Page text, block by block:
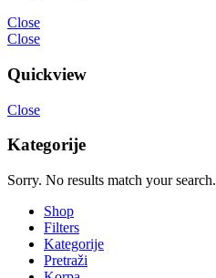
Close
Close
Quickview
Close
Kategorije
Sorry. No results match your search.
Shop
Filters
Kategorije
Pretraži